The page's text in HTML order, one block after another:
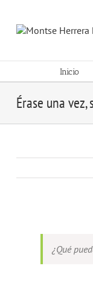
Inicio
Érase una
Larger
¿Qué